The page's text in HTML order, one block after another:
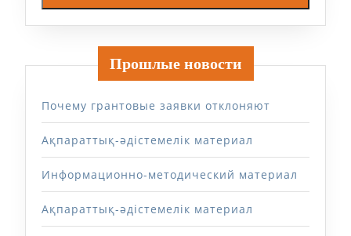
Прошлые новости
Почему грантовые заявки отклоняют
Ақпараттық-әдістемелік материал
Информационно-методический материал
Ақпараттық-әдістемелік материал